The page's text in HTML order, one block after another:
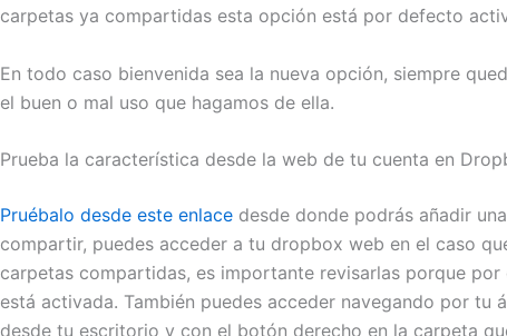
carpetas ya compartidas esta opción está por defecto
En todo caso bienvenida sea la nueva opción, siempre
el buen o mal uso que hagamos de ella.
Prueba la característica desde la web de tu cuenta en
Pruébalo desde este enlace desde donde podrás añadir
compartir, puedes acceder a tu dropbox web en el caso
carpetas compartidas, es importante revisarlas porque
está activada. También puedes acceder navegando por tu
desde tu escritorio y con el botón derecho en la carpeta